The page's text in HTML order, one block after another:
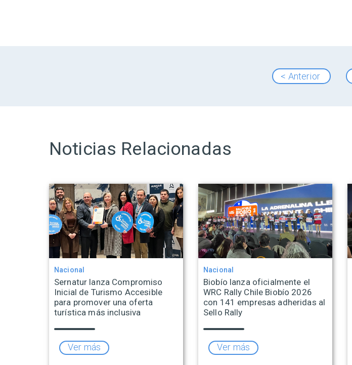
< Anterior
Noticias Relacionadas
Nacional
Sernatur lanza Compromiso
Inicial de Turismo Accesible
para promover una oferta
turística más inclusiva
Ver más
Nacional
Biobío lanza oficialmente el
WRC Rally Chile Biobío 2026
con 141 empresas adheridas al
Sello Rally
Ver más